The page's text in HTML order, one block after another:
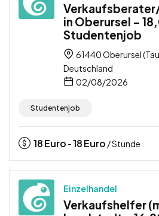
in Oberursel –
Studentenjob
61440 Oberursel
Deutschland
02/08/2026
Studentenjob
18Euro -18Euro / Stunde
Einzelhandel
Verkaufshelfer